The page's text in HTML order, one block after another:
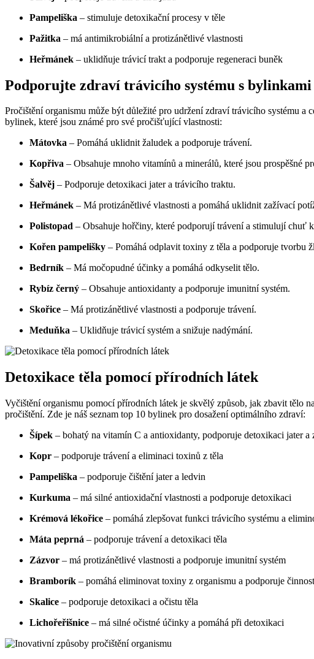
Pampeliška – stimuluje detoxikační procesy v těle
Pažitka – má antimikrobiální a protizánětlivé vlastnosti
Heřmánek – uklidňuje trávicí trakt a podporuje regeneraci buněk
Podporujte zdraví trávicího systému s bylinkami
Pročištění organismu může být důležité pro udržení zdraví trávicího systému
bylinek, které jsou známé pro své pročišťující vlastnosti:
Mátovka – Pomáhá uklidnit žaludek a podporuje trávení.
Kopřiva – Obsahuje mnoho vitamínů a minerálů, které jsou prospěšné
Šalvěj – Podporuje detoxikaci jater a trávicího traktu.
Heřmánek – Má protizánětlivé vlastnosti a pomáhá uklidnit zažívací
Polistopad – Obsahuje hořčiny, které podporují trávení a stimulují chuť
Kořen pampelišky – Pomáhá odplavit toxiny z těla a podporuje tvorbu
Bedrník – Má močopudné účinky a pomáhá odkyselit tělo.
Rybíz černý – Obsahuje antioxidanty a podporuje imunitní systém.
Skořice – Má protizánětlivé vlastnosti a podporuje trávení.
Meduňka – Uklidňuje trávicí systém a snižuje nadýmání.
Detoxikace těla pomocí přírodních látek
Vyčištění organismu pomocí přírodních látek je skvělý způsob, jak zbavit tělo
pročištění. Zde je náš seznam top 10 bylinek pro dosažení optimálního zdraví:
Šípek – bohatý na vitamín C a antioxidanty, podporuje detoxikaci jater a
Kopr – podporuje trávení a eliminaci toxinů z těla
Pampeliška – podporuje čištění jater a ledvin
Kurkuma – má silné antioxidační vlastnosti a podporuje detoxikaci
Krémová lékořice – pomáhá zlepšovat funkci trávicího systému a
Máta peprná – podporuje trávení a detoxikaci těla
Zázvor – má protizánětlivé vlastnosti a podporuje imunitní systém
Bramborík – pomáhá eliminovat toxiny z organismu a podporuje
Skalice – podporuje detoxikaci a očistu těla
Lichořeřišnice – má silné očistné účinky a pomáhá při detoxikaci